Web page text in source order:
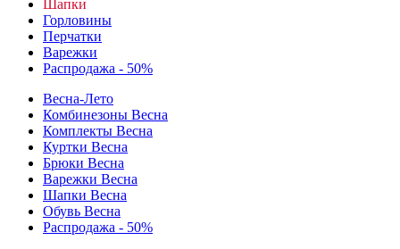
Шапки
Горловины
Перчатки
Варежки
Распродажа - 50%
Весна-Лето
Комбинезоны Весна
Комплекты Весна
Куртки Весна
Брюки Весна
Варежки Весна
Шапки Весна
Обувь Весна
Распродажа - 50%